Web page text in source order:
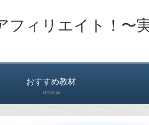
フィリエイト！〜
おすすめ教材
review